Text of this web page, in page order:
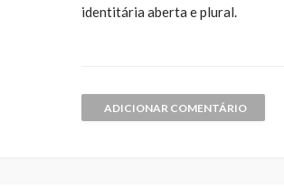
identitária aberta e plural.
ADICIONAR COMENTÁRIO